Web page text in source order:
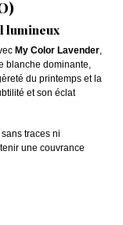
lumineux
My Color Lavender,
blanche dominante,
du printemps et la
et son éclat
traces ni
une couvrance